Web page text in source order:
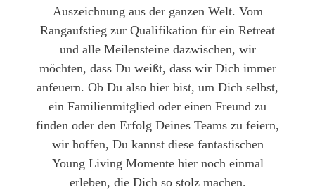
Auszeichnung aus der ganzen Welt. Vom
Rangaufstieg zur Qualifikation für ein Retreat
und alle Meilensteine dazwischen, wir
möchten, dass Du weißt, dass wir Dich immer
anfeuern. Ob Du also hier bist, um Dich selbst,
ein Familienmitglied oder einen Freund zu
finden oder den Erfolg Deines Teams zu feiern,
wir hoffen, Du kannst diese fantastischen
Young Living Momente hier noch einmal
erleben, die Dich so stolz machen.